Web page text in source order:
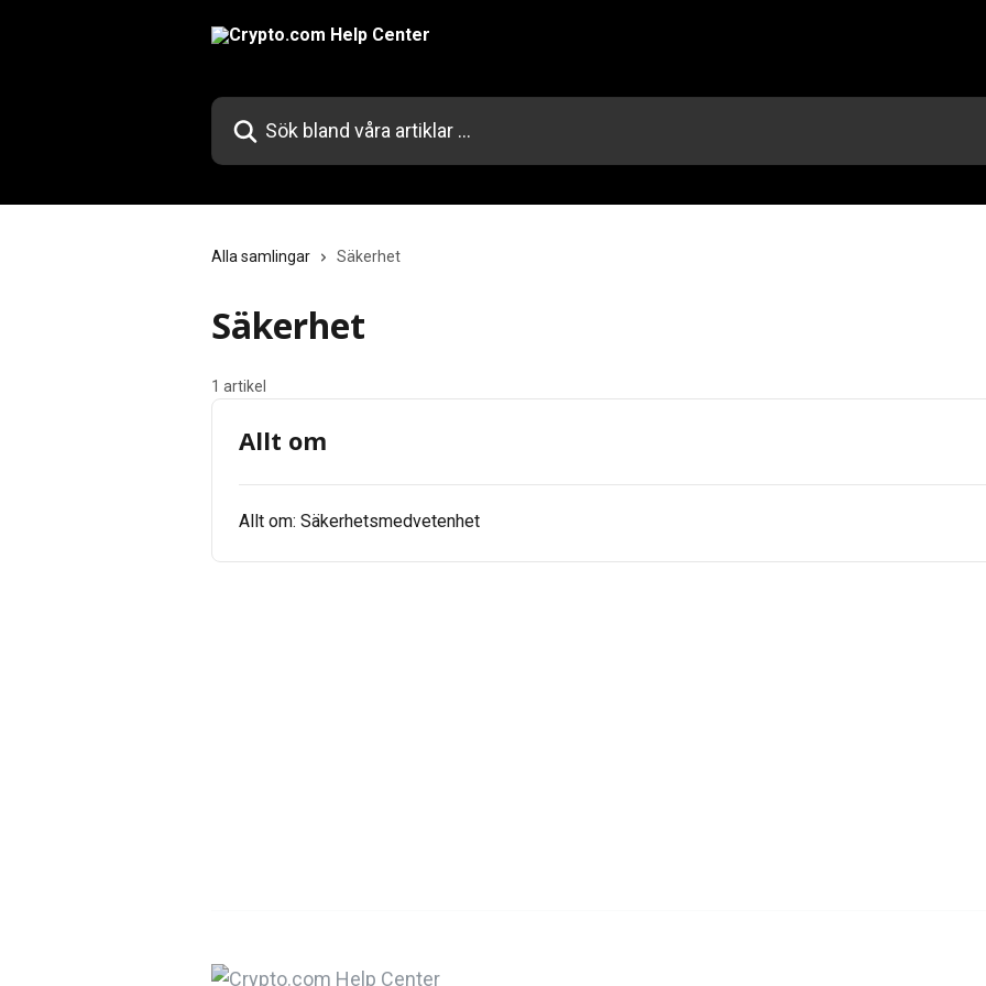
Sök bland våra artiklar …
Alla samlingar Säkerhet
Säkerhet
1 artikel
Allt om
Allt om: Säkerhetsmedvetenhet